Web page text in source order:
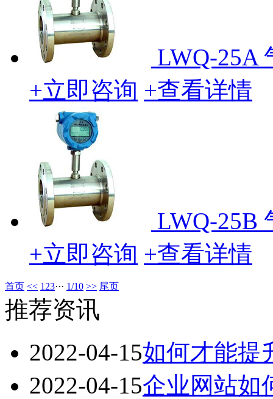
LWQ-25A
+立即咨询 +查看详情
LWQ-25B
+立即咨询 +查看详情
首页 << 1 23··· 1/10 >> 尾页
推荐资讯
2022-04-15如何才能提
2022-04-15企业网站如